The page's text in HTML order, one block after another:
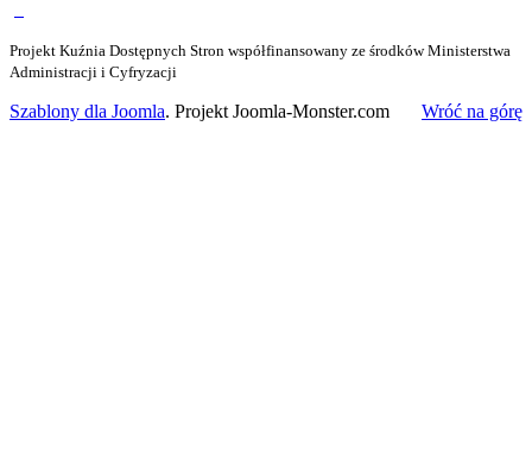
Projekt Kuźnia Dostępnych Stron współfinansowany ze środków Ministerstwa
Administracji i Cyfryzacji
Szablony dla Joomla. Projekt Joomla-Monster.com Wróć na górę